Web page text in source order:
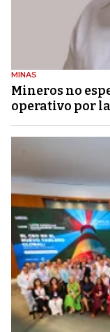
MINAS
Mineros no
operativo por